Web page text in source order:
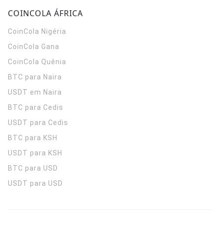
COINCOLA ÁFRICA
CoinCola Nigéria
CoinCola Gana
CoinCola Quênia
BTC para Naira
USDT em Naira
BTC para Cedis
USDT para Cedis
BTC para KSH
USDT para KSH
BTC para USD
USDT para USD